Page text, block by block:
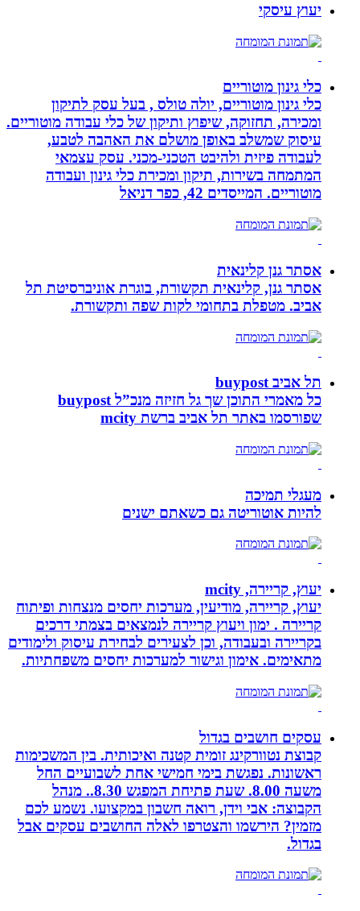
יעוץ עיסקי
כלי גינון מוטוריים
כלי גינון מוטוריים, יולה טולס , בעל עסק לתיקון
ומכירה, תחזוקה, שיפוץ ותיקון של כלי עבודה מוטוריים.
עיסוק שמשלב באופן מושלם את האהבה לטבע,
לעבודה פיזית ולהיבט הטכני-מכני. עסק עצמאי
המתמחה בשירות, תיקון ומכירת כלי גינון ועבודה
מוטוריים. המייסדים 42, כפר דניאל
אסתר גנן קלינאית
אסתר גנן, קלינאית תקשורת, בוגרת אוניברסיטת תל
אביב. מטפלת בתחומי לקות שפה ותקשורת.
תל אביב buypost
כל מאמרי התוכן שך גל חזיזה מנכ”ל buypost
שפורסמו באתר תל אביב ברשת mcity
מעגלי תמיכה
להיות אוטוריטה גם כשאתם ישנים
יעוץ, קריירה, mcity
יעוץ, קריירה, מודיעין, מערכות יחסים מנצחות ופיתוח
קריירה . ימון ויעוץ קריירה לנמצאים בצמתי דרכים
בקריירה ובעבודה, וכן לצעירים לבחירת עיסוק ולימודים
מתאימים. אימון וגישור למערכות יחסים משפחתיות.
עסקים חושבים בגדול
קבוצת נטוורקינג זומית קטנה ואיכותית. בין המשכימות
ראשונות. נפגשת בימי חמישי אחת לשבועיים החל
משעה 8.00. שעת פתיחת המפגש 8.30.. מנהל
הקבוצה: אבי וידן, רואה חשבון במקצועו. נשמע לכם
מזמין? הירשמו והצטרפו לאלה החושבים עסקים אבל
בגדול.